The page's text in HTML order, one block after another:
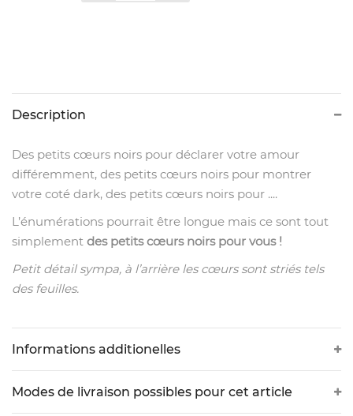
Description
Des petits cœurs noirs pour déclarer votre amour
différemment, des petits cœurs noirs pour montrer
votre coté dark, des petits cœurs noirs pour ....
L’énumérations pourrait être longue mais ce sont tout
simplement des petits cœurs noirs pour vous !
Petit détail sympa, à l’arrière les cœurs sont striés tels
des feuilles.
Informations additionelles
Modes de livraison possibles pour cet article